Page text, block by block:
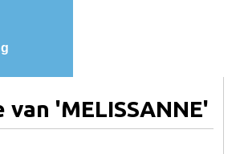
Events
van 'MELISSANNE'